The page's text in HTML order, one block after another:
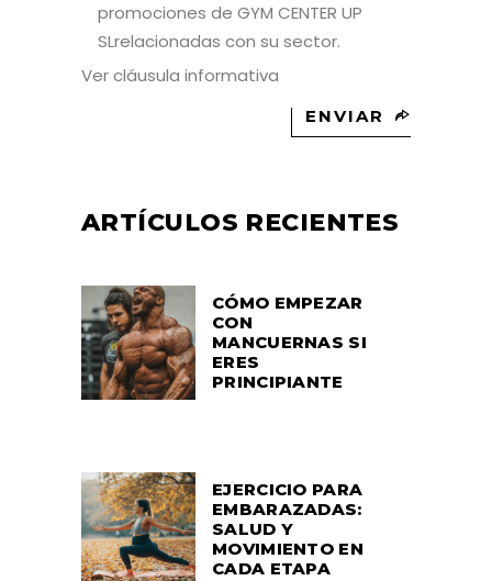
promociones de GYM CENTER UP
SLrelacionadas con su sector.
Ver cláusula informativa
ENVIAR
ARTÍCULOS RECIENTES
CÓMO EMPEZAR
CON
MANCUERNAS SI
ERES
PRINCIPIANTE
EJERCICIO PARA
EMBARAZADAS:
SALUD Y
MOVIMIENTO EN
CADA ETAPA